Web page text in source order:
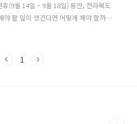
(9월 14일 ~ 9월 18일) 동안, 전라북도
야 할 일이 생긴다면 어떻게 해야 할까
이 휴진하지만, 다행히도 전라북도 내 일
는 방법을 알려드리겠습니다. 목차 1.
1